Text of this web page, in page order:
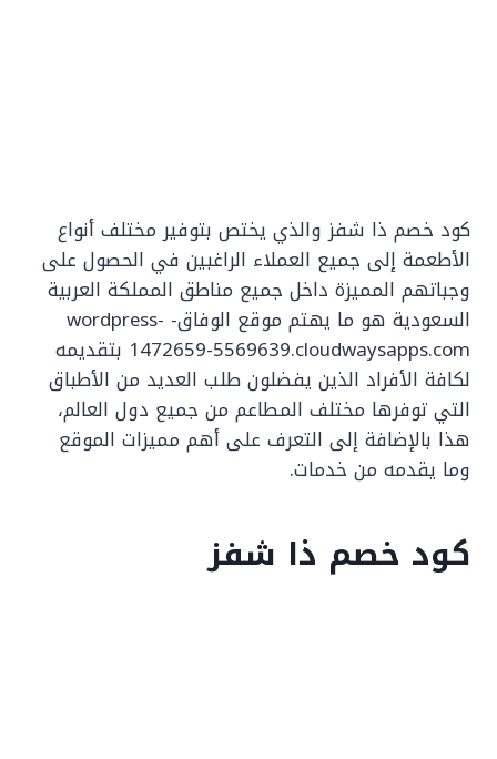
كود خصم ذا شفز والذي يختص بتوفير مختلف أنواع
الأطعمة إلى جميع العملاء الراغبين في الحصول على
وجباتهم المميزة داخل جميع مناطق المملكة العربية
السعودية هو ما يهتم موقع الوفاق- wordpress-
1472659-5569639.cloudwaysapps.com بتقديمه
لكافة الأفراد الذين يفضلون طلب العديد من الأطباق
التي توفرها مختلف المطاعم من جميع دول العالم،
هذا بالإضافة إلى التعرف على أهم مميزات الموقع
وما يقدمه من خدمات.
كود خصم ذا شفز